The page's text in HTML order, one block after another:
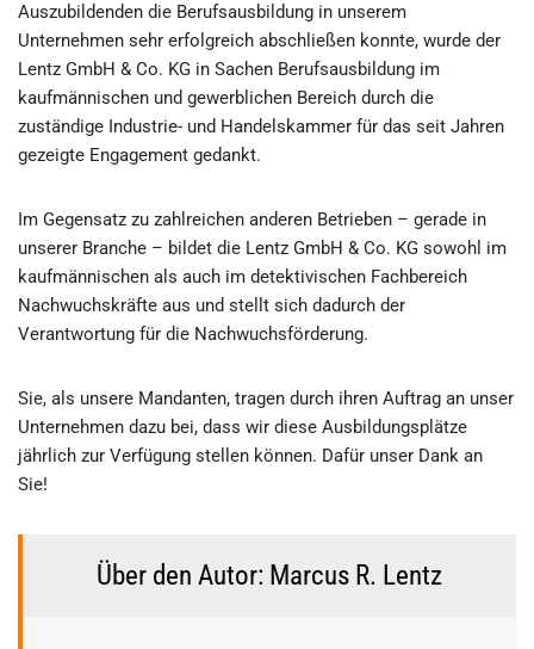
Auszubildenden die Berufsausbildung in unserem
Unternehmen sehr erfolgreich abschließen konnte, wurde der
Lentz GmbH & Co. KG in Sachen Berufsausbildung im
kaufmännischen und gewerblichen Bereich durch die
zuständige Industrie- und Handelskammer für das seit Jahren
gezeigte Engagement gedankt.
Im Gegensatz zu zahlreichen anderen Betrieben – gerade in
unserer Branche – bildet die Lentz GmbH & Co. KG sowohl im
kaufmännischen als auch im detektivischen Fachbereich
Nachwuchskräfte aus und stellt sich dadurch der
Verantwortung für die Nachwuchsförderung.
Sie, als unsere Mandanten, tragen durch ihren Auftrag an unser
Unternehmen dazu bei, dass wir diese Ausbildungsplätze
jährlich zur Verfügung stellen können. Dafür unser Dank an
Sie!
Über den Autor: Marcus R. Lentz